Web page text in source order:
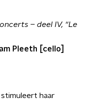
– deel IV, “Le
Pleeth [cello]
stimuleert haar